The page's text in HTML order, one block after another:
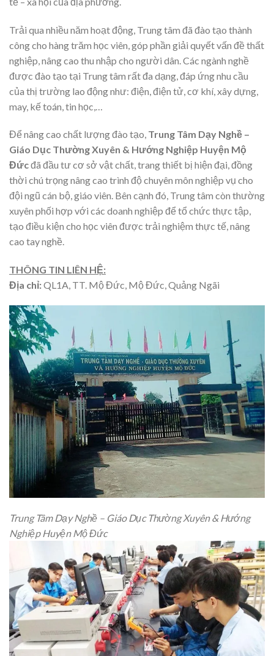
Trải qua nhiều năm hoạt động, Trung tâm đã đào tạo thành
công cho hàng trăm học viên, góp phần giải quyết vấn đề thất
nghiệp, nâng cao thu nhập cho người dân. Các ngành nghề
được đào tạo tại Trung tâm rất đa dạng, đáp ứng nhu cầu
của thị trường lao động như: điện, điện tử, cơ khí, xây dựng,
may, kế toán, tin học,…
Để nâng cao chất lượng đào tạo, Trung Tâm Dạy Nghề –
Giáo Dục Thường Xuyên & Hướng Nghiệp Huyện Mộ
Đứcđã đầu tư cơ sở vật chất, trang thiết bị hiện đại, đồng
thời chú trọng nâng cao trình độ chuyên môn nghiệp vụ cho
đội ngũ cán bộ, giáo viên. Bên cạnh đó, Trung tâm còn thường
xuyên phối hợp với các doanh nghiệp để tổ chức thực tập,
tạo điều kiện cho học viên được trải nghiệm thực tế, nâng
cao tay nghề.
THÔNG TIN LIÊN HỆ:
Địa chỉ:QL1A, TT. Mộ Đức, Mộ Đức, Quảng Ngãi
Trung Tâm Dạy Nghề – Giáo Dục Thường Xuyên & Hướng
Nghiệp Huyện Mộ Đức